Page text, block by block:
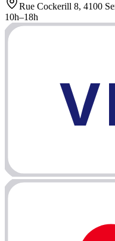
Rue Cockerill 8, 4100
10h–18h